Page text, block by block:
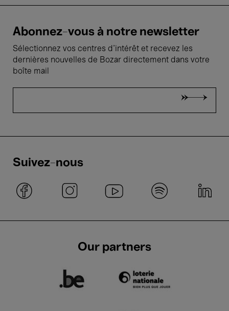
Abonnez-vous à notre newsletter
Sélectionnez vos centres d'intérêt et recevez les
dernières nouvelles de Bozar directement dans votre
boîte mail
Suivez-nous
Our partners